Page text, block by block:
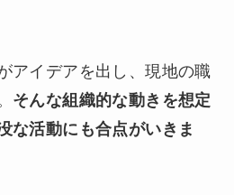
アイデアを出し、現地の職
そんな組織的な動きを想定
な活動にも合点がいきま